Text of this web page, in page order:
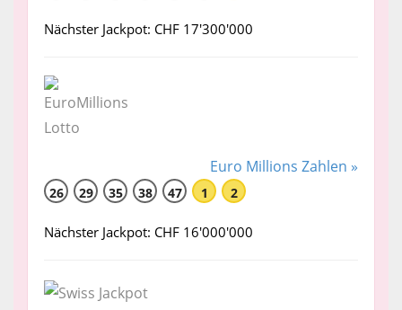
Nächster Jackpot: CHF 17'300'000
Euro Millions Zahlen »
26 29 35 38 47 1 2
Nächster Jackpot: CHF 16'000'000